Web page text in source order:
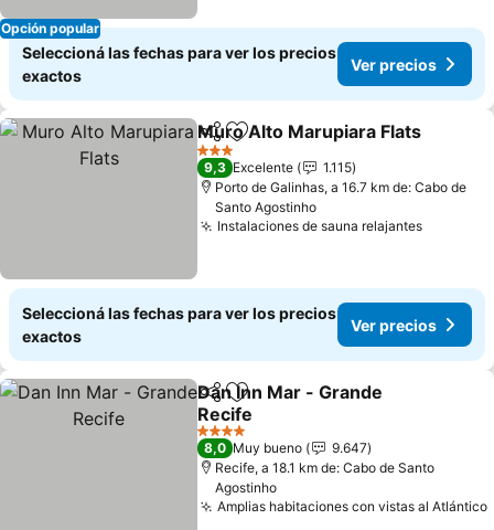
Opción popular
Seleccioná las fechas para ver los precios
exactos
Ver precios
CompartirAñadir a favoritos
Muro Alto Marupiara Flats
3 Estrellas
9,3 Excelente
1.115
Porto de Galinhas, a 16.7 km de: Cabo de
Santo Agostinho
Instalaciones de sauna relajantesVer
Seleccioná las fechas para ver los precios
exactos
Ver precios
CompartirAñadir a favoritos
Dan Inn Mar - Grande
Recife
Ver precios
4 Estrellas
8,0 Muy bueno
9.647
Recife, a 18.1 km de: Cabo de Santo
Agostinho
Amplias habitaciones con vistas al Atlántico